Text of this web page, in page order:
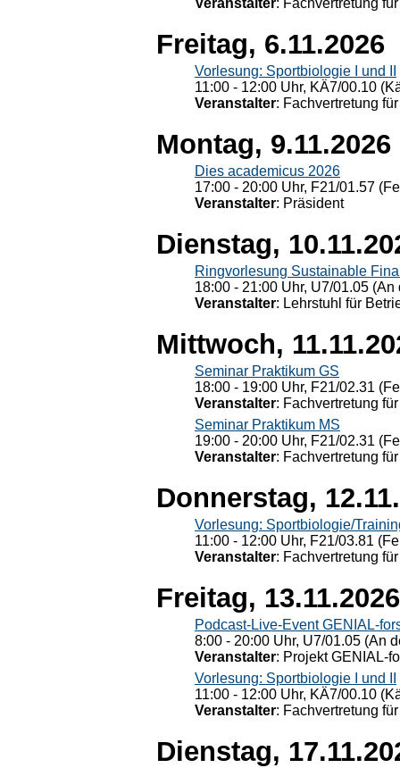
Veranstalter: Fachvertretung
Freitag, 6.11.2026
Vorlesung: Sportbiologie I und II
11:00 - 12:00 Uhr, KÄ7/00.10
Veranstalter: Fachvertretung
Montag, 9.11.2026
Dies academicus 2026
17:00 - 20:00 Uhr, F21/01.57
Veranstalter: Präsident
Dienstag,
Ringvorlesung Sustainable
18:00 - 21:00 Uhr, U7/01.05
Veranstalter: Lehrstuhl für
Mittwoch,
Seminar Praktikum GS
18:00 - 19:00 Uhr, F21/02.31
Veranstalter: Fachvertretung
Seminar Praktikum MS
19:00 - 20:00 Uhr, F21/02.31
Veranstalter: Fachvertretung
Donnerstag,
Vorlesung: Sportbiologie/
11:00 - 12:00 Uhr, F21/03.81
Veranstalter: Fachvertretung
Freitag, 13.11.2026
Podcast-Live-Event GENIAL-
8:00 - 20:00 Uhr, U7/01.05 (An
Veranstalter: Projekt GENIAL-
Vorlesung: Sportbiologie I und II
11:00 - 12:00 Uhr, KÄ7/00.10
Veranstalter: Fachvertretung
Dienstag,